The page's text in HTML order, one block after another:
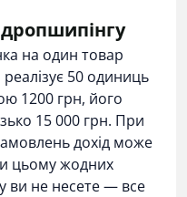
на один товар
50 одиниць
1200 грн, його
15 000 грн. При
дохід може
цьому жодних
ви не несете — все